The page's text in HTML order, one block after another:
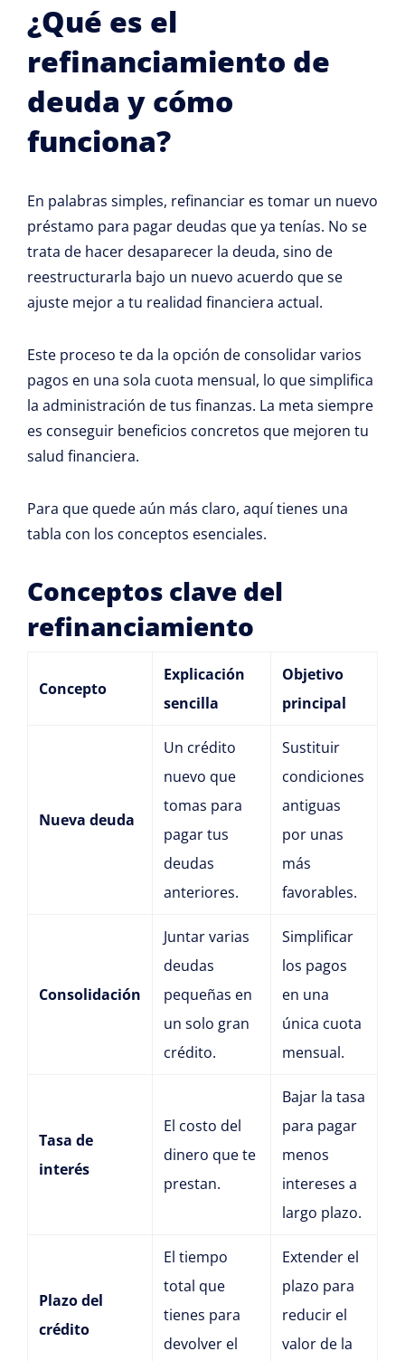
¿Qué es el
refinanciamiento de
deuda y cómo
funciona?
En palabras simples, refinanciar es tomar un nuevo
préstamo para pagar deudas que ya tenías. No se
trata de hacer desaparecer la deuda, sino de
reestructurarla bajo un nuevo acuerdo que se
ajuste mejor a tu realidad financiera actual.
Este proceso te da la opción de consolidar varios
pagos en una sola cuota mensual, lo que simplifica
la administración de tus finanzas. La meta siempre
es conseguir beneficios concretos que mejoren tu
salud financiera.
Para que quede aún más claro, aquí tienes una
tabla con los conceptos esenciales.
Conceptos clave del
refinanciamiento
Concepto
Explicación
sencilla
Objetivo
principal
Nueva deuda
Un crédito
nuevo que
tomas para
pagar tus
deudas
anteriores.
Sustituir
condiciones
antiguas
por unas
más
favorables.
Consolidación
Juntar varias
deudas
pequeñas en
un solo gran
crédito.
Simplificar
los pagos
en una
única cuota
mensual.
Tasa de
interés
El costo del
dinero que te
prestan.
Bajar la tasa
para pagar
menos
intereses a
largo plazo.
Plazo del
crédito
El tiempo
total que
tienes para
devolver el
Extender el
plazo para
reducir el
valor de la